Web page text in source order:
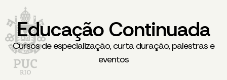
Educação Continuada
Cursos de especialização, curta duração, palestras e
eventos